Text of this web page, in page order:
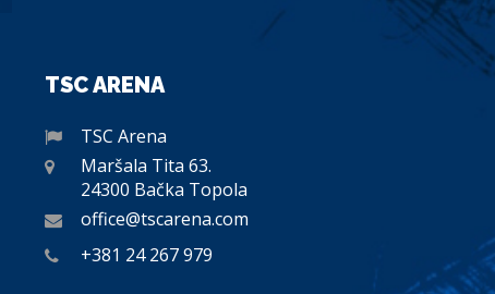
TSC ARENA
TSC Arena
Maršala Tita 63.
24300 Bačka Topola
office@tscarena.com
+381 24 267 979